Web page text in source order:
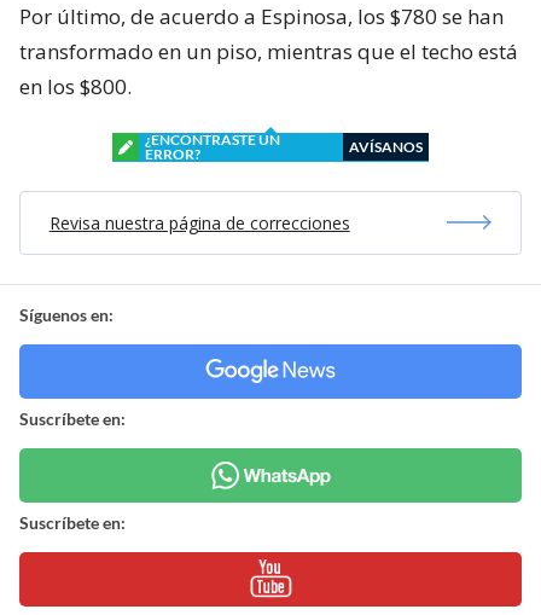
Por último, de acuerdo a Espinosa, los $780 se han
transformado en un piso, mientras que el techo está
en los $800.
¿ENCONTRASTE UN
ERROR?
AVÍSANOS
Revisa nuestra página de correcciones
Síguenos en:
Suscríbete en:
Suscríbete en: